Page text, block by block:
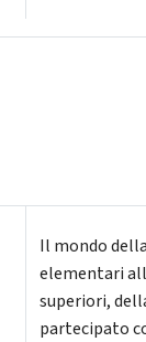
Il mondo
elementari
superiori,
partecipato